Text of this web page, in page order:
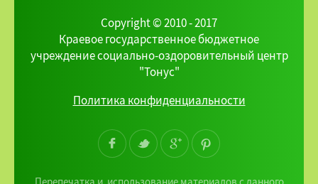
Copyright © 2010 - 2017
Краевое государственное бюджетное
учреждение социально-оздоровительный центр
"Тонус"
Политика конфиденциальности